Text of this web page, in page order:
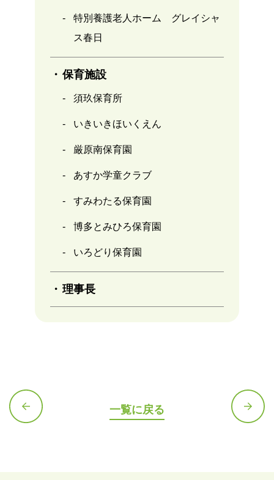
特別養護老人ホーム グレイシャ
ス春日
保育施設
須玖保育所
いきいきほいくえん
厳原南保育園
あすか学童クラブ
すみわたる保育園
博多とみひろ保育園
いろどり保育園
理事長
一覧に戻る